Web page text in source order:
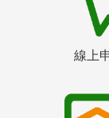
線上